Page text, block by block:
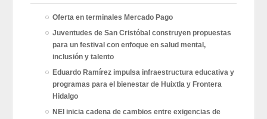
Oferta en terminales Mercado Pago
Juventudes de San Cristóbal construyen propuestas
para un festival con enfoque en salud mental,
inclusión y talento
Eduardo Ramírez impulsa infraestructura educativa y
programas para el bienestar de Huixtla y Frontera
Hidalgo
NEI inicia cadena de cambios entre exigencias de